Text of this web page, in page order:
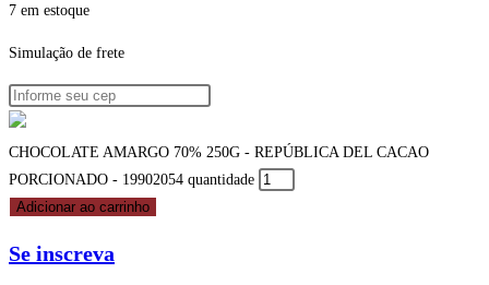
7 em estoque
Simulação de frete
CHOCOLATE AMARGO 70% 250G - REPÚBLICA DEL CACAO
PORCIONADO - 19902054 quantidade
Adicionar ao carrinho
Se inscreva